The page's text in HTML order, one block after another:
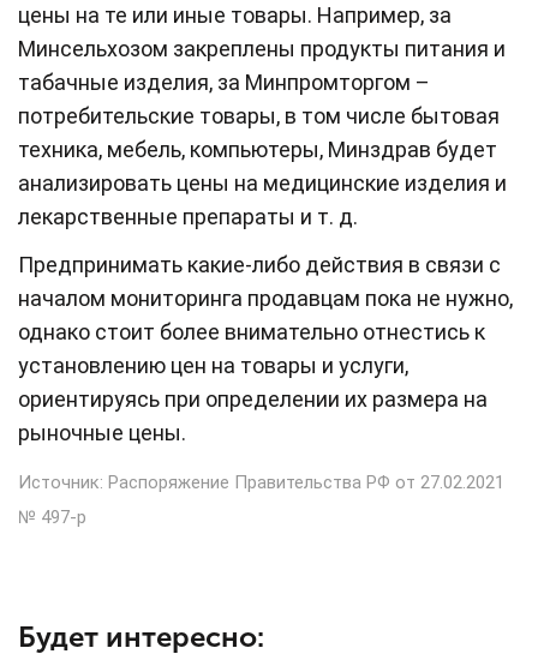
цены на те или иные товары. Например, за
Минсельхозом закреплены продукты питания и
табачные изделия, за Минпромторгом –
потребительские товары, в том числе бытовая
техника, мебель, компьютеры, Минздрав будет
анализировать цены на медицинские изделия и
лекарственные препараты и т. д.
Предпринимать какие-либо действия в связи с
началом мониторинга продавцам пока не нужно,
однако стоит более внимательно отнестись к
установлению цен на товары и услуги,
ориентируясь при определении их размера на
рыночные цены.
Источник: Распоряжение Правительства РФ от 27.02.2021
№ 497-р
Будет интересно: